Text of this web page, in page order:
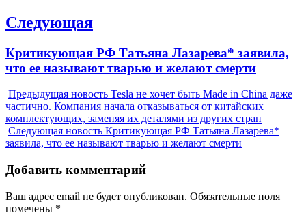
Следующая
Next
post:
Критикующая РФ Татьяна Лазарева* заявила,
что ее называют тварью и желают смерти
Предыдущая новость Tesla не хочет быть Made in China даже
частично. Компания начала отказываться от китайских
комплектующих, заменяя их деталями из других стран
Следующая новость Критикующая РФ Татьяна Лазарева*
заявила, что ее называют тварью и желают смерти
Добавить комментарий
Ваш адрес email не будет опубликован. Обязательные поля
помечены *